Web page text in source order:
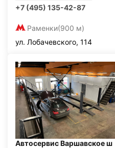
+7 (495) 135-42-87
Раменки(900 м)
ул. Лобачевского, 114
Автосервис Варшавское ш